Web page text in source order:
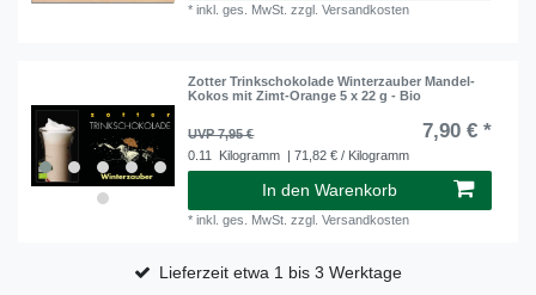
*inkl. ges. MwSt. zzgl.Versandkosten
Zotter Trinkschokolade Winterzauber Mandel-
Kokos mit Zimt-Orange 5 x 22 g - Bio
UVP 7,95 € 7,90 € *
0.11 Kilogramm | 71,82 € / Kilogramm
In den Warenkorb
*inkl. ges. MwSt. zzgl.Versandkosten
Lieferzeit etwa 1 bis 3 Werktage